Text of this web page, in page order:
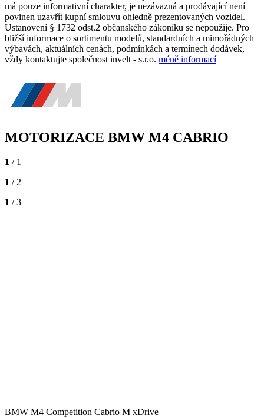
má pouze informativní charakter, je nezávazná a prodávající není
povinen uzavřít kupní smlouvu ohledně prezentovaných vozidel.
Ustanovení § 1732 odst.2 občanského zákoníku se nepoužije. Pro
bližší informace o sortimentu modelů, standardních a mimořádných
výbavách, aktuálních cenách, podmínkách a termínech dodávek,
vždy kontaktujte společnost invelt - s.r.o. méně informací
MOTORIZACE BMW M4 CABRIO
1 / 1
1 / 2
1 / 3
BMW M4 Competition Cabrio M xDrive